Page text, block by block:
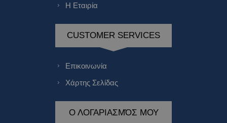
Η Εταιρία
CUSTOMER SERVICES
Επικοινωνία
Χάρτης Σελίδας
Ο ΛΟΓΑΡΙΑΣΜΌΣ ΜΟΥ